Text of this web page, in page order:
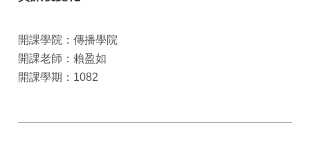
開課學院：傳播學院
開課老師：賴盈如
開課學期：1082